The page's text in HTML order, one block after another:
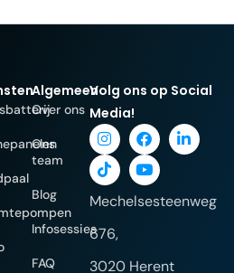
Algemeen
Over ons
Ons
team
Blog
Infosessies
FAQ
Volg ons op Social
Media!
Mechelsesteenweg
676,
3020 Herent